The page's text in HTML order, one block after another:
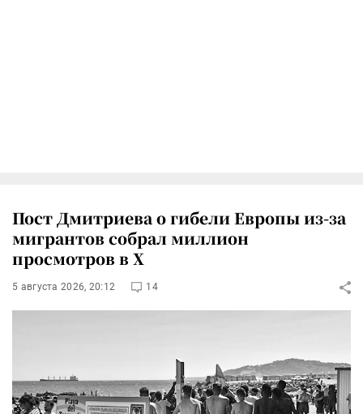
Пост Дмитриева о гибели Европы из-за
мигрантов собрал миллион
просмотров в X
5 августа 2026, 20:12 14